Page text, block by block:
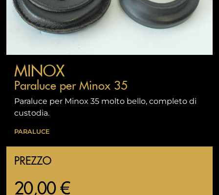
MINOX
Paraluce per Minox 35
Paraluce per Minox 35 molto bello, completo di
custodia.
PARALUCE
PREZZO
20,00 €